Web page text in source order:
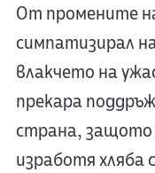
От промените
симпатизирал
влакчето на
прекара
страна, защото
изработя хляба